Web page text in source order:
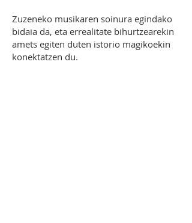
Zuzeneko musikaren soinura egindako
bidaia da, eta errealitate bihurtzearekin
amets egiten duten istorio magikoekin
konektatzen du.